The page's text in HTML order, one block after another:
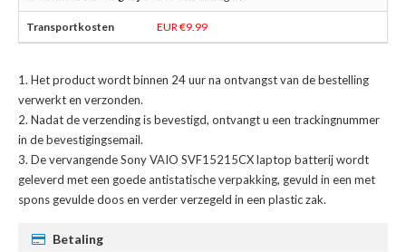
EUR €9.99
Het product wordt binnen 24 uur na ontvangst van de bestelling
verwerkt en verzonden.
Nadat de verzending is bevestigd, ontvangt u een trackingnummer
in de bevestigingsemail.
Devervangende Sony VAIO SVF15215CX laptop batterijwordt
geleverd met een goede antistatische verpakking, gevuld in een met
spons gevulde doos en verder verzegeld in een plastic zak.
Betaling